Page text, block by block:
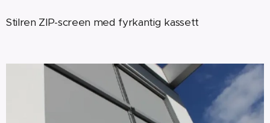
Stilren ZIP-screen med fyrkantig kassett